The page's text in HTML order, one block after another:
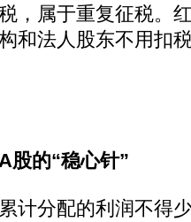
，属于重复征税。
和法人股东不用扣
股的“稳心针”
分配的利润不得